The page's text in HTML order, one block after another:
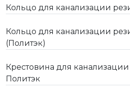
Кольцо для канализации
Кольцо для канализации
(Политэк)
Крестовина для канализации
Политэк